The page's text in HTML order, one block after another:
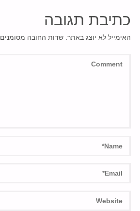
כתיבת תגובה
האימייל לא יוצג באתר. שדות החובה מסומנים